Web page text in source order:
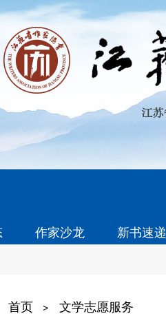
作家沙龙 新书速递
首页 > 文学志愿服务